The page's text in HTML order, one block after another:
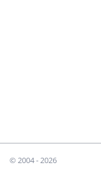
© 2004 - 2026